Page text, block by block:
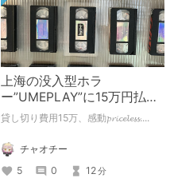
上海の没入型ホラ
ー”UMEPLAY”に15万円払っ
たら、2作品とも号泣した※
貸し切り費用15万、感動𝓹𝓻𝓲𝓬𝓮𝓵𝓮𝓼𝓼....
チャオチー
5
0 12分